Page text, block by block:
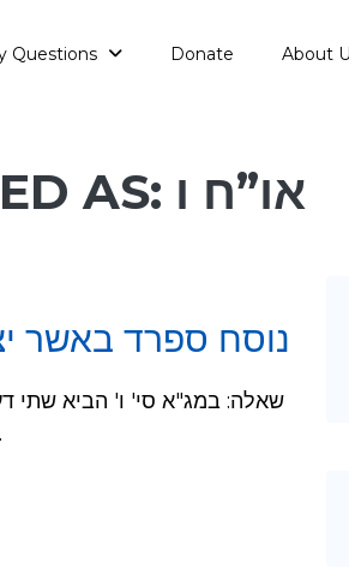
Questions Donate About
TAGGED AS: או”ח ו
נוסח ספרד באשר